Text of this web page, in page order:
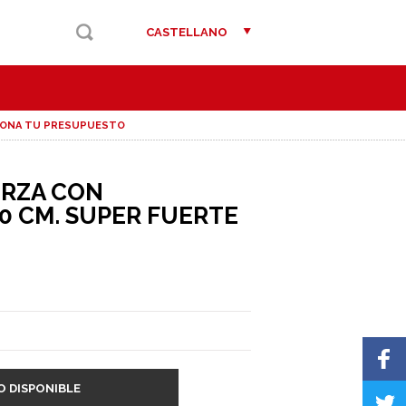
CASTELLANO
TU PRESUPUESTO
CON
CM. SUPER FUERTE
DISPONIBLE